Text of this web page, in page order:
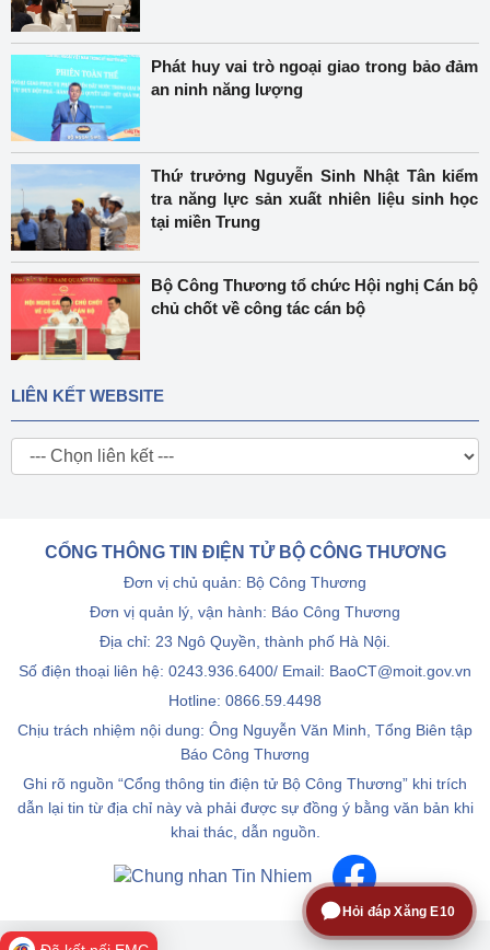
Phát huy vai trò ngoại giao trong bảo đảm
an ninh năng lượng
Thứ trưởng Nguyễn Sinh Nhật Tân kiểm
tra năng lực sản xuất nhiên liệu sinh học
tại miền Trung
Bộ Công Thương tổ chức Hội nghị Cán bộ
chủ chốt về công tác cán bộ
LIÊN KẾT WEBSITE
CỔNG THÔNG TIN ĐIỆN TỬ BỘ CÔNG THƯƠNG
Đơn vị chủ quản: Bộ Công Thương
Đơn vị quản lý, vận hành: Báo Công Thương
Địa chỉ: 23 Ngô Quyền, thành phố Hà Nội.
Số điện thoại liên hệ: 0243.936.6400/ Email: BaoCT@moit.gov.vn
Hotline: 0866.59.4498
Chịu trách nhiệm nội dung: Ông Nguyễn Văn Minh, Tổng Biên tập
Báo Công Thương
Ghi rõ nguồn “Cổng thông tin điện tử Bộ Công Thương” khi trích
dẫn lại tin từ địa chỉ này và phải được sự đồng ý bằng văn bản khi
khai thác, dẫn nguồn.
Hỏi đáp Xăng E10